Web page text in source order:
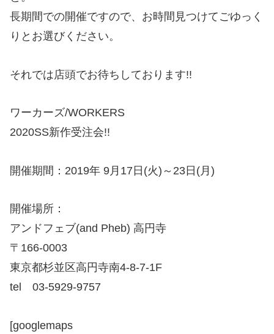
長期間での開催ですので、お時間見つけてごゆっく
りとお選びください。
それでは店頭でお待ちしております!!
ワーカーズ/WORKERS​
2020SS新作受注会!!
開催期間：2019年 9月17日(火)～23日(月)
開催場所：
アンドフェブ(and Pheb) 高円寺
〒166-0003
東京都杉並区高円寺南4-8-7-1F
tel 03-5929-9757
[googlemaps